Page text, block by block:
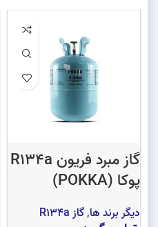
گاز مبرد فریون R134a
پوکا (POKKA)
دیگر برند ها,گاز R134a